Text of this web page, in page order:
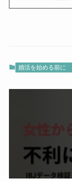
婚活を始める前に